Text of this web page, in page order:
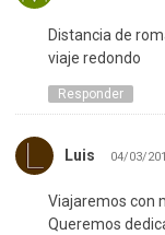
Distancia de
viaje redondo
Responder
Luis 04/03/
Viajaremos con
Queremos